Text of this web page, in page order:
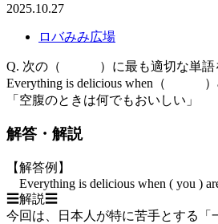
2025.10.27
ロバみみ広場
Q. 次の（ ）に最も適切な単語を
Everything is delicious when（ ）
「空腹のときは何でもおいしい」
解答・解説
【解答例】
Everything is delicious when ( you )
☰解説☰
今回は、日本人が特に苦手とする「